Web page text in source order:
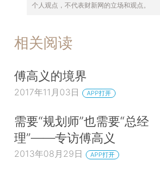
个人观点，不代表财新网的立场和观点。
相关阅读
傅高义的境界
2017年11月03日 APP打开
需要“规划师”也需要“总经
理”——专访傅高义
2013年08月29日 APP打开